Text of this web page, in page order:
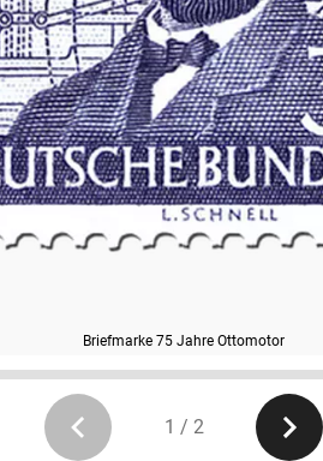
Briefmarke 75 Jahre Ottomotor
1 / 2